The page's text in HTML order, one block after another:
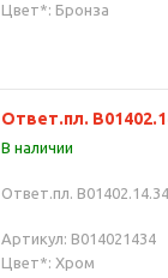
Цвет*: Бронза
Ответ.пл.
В наличии
Ответ.пл.
Артикул: B014021434
Цвет*: Хром